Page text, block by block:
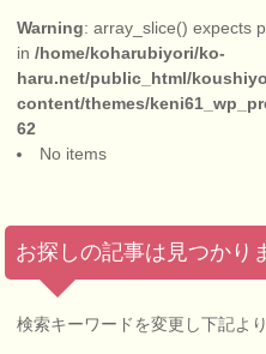
Warning: array_slice() expects
in/home/koharubiyori/ko-
haru.net/public_html/
content/themes/
62
No items
お探しの記事は見つかり
検索キーワードを変更し下記よ